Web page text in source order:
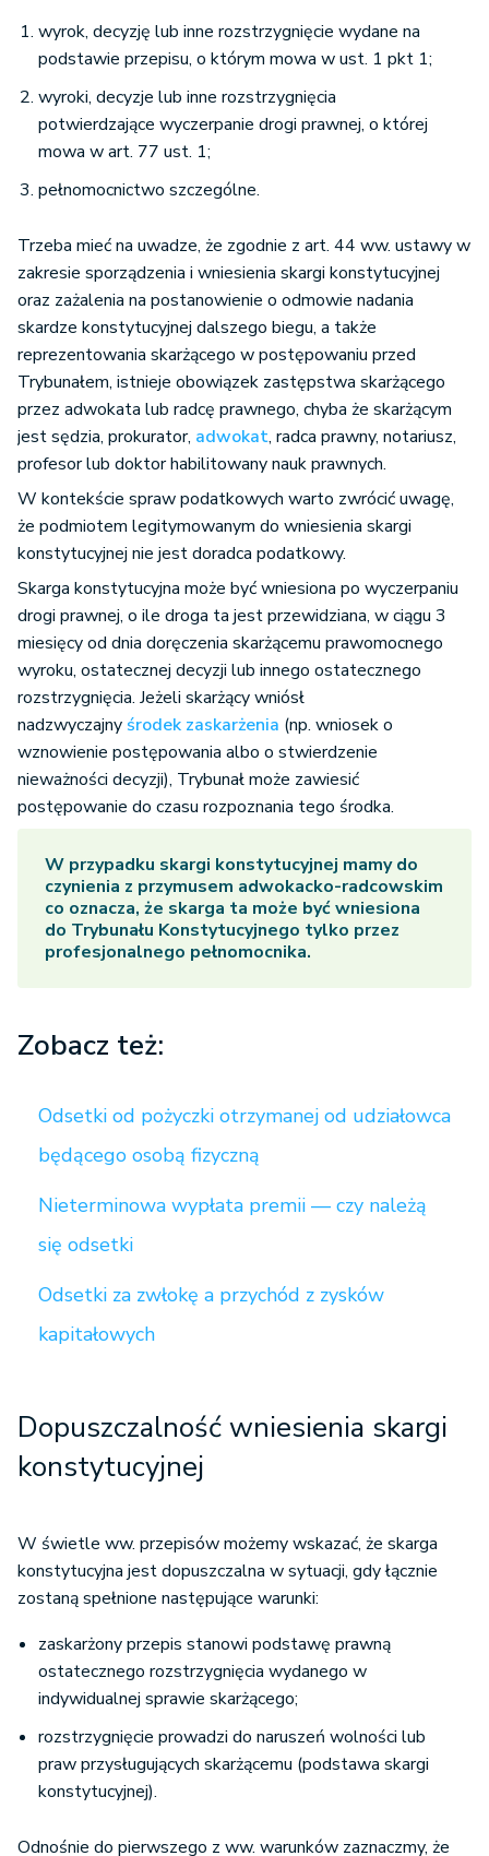
wyrok, decyzję lub inne rozstrzygnięcie wydane na
podstawie przepisu, o którym mowa w ust. 1 pkt 1;
wyroki, decyzje lub inne rozstrzygnięcia
potwierdzające wyczerpanie drogi prawnej, o której
mowa w art. 77 ust. 1;
pełnomocnictwo szczególne.
Trzeba mieć na uwadze, że zgodnie z art. 44 ww. ustawy w
zakresie sporządzenia i wniesienia skargi konstytucyjnej
oraz zażalenia na postanowienie o odmowie nadania
skardze konstytucyjnej dalszego biegu, a także
reprezentowania skarżącego w postępowaniu przed
Trybunałem, istnieje obowiązek zastępstwa skarżącego
przez adwokata lub radcę prawnego, chyba że skarżącym
jest sędzia, prokurator, adwokat, radca prawny, notariusz,
profesor lub doktor habilitowany nauk prawnych.
W kontekście spraw podatkowych warto zwrócić uwagę,
że podmiotem legitymowanym do wniesienia skargi
konstytucyjnej nie jest doradca podatkowy.
Skarga konstytucyjna może być wniesiona po wyczerpaniu
drogi prawnej, o ile droga ta jest przewidziana, w ciągu 3
miesięcy od dnia doręczenia skarżącemu prawomocnego
wyroku, ostatecznej decyzji lub innego ostatecznego
rozstrzygnięcia. Jeżeli skarżący wniósł
nadzwyczajny środek zaskarżenia (np. wniosek o
wznowienie postępowania albo o stwierdzenie
nieważności decyzji), Trybunał może zawiesić
postępowanie do czasu rozpoznania tego środka.
W przypadku skargi konstytucyjnej mamy do
czynienia z przymusem adwokacko-radcowskim
co oznacza, że skarga ta może być wniesiona
do Trybunału Konstytucyjnego tylko przez
profesjonalnego pełnomocnika.
Zobacz też:
Odsetki od pożyczki otrzymanej od udziałowca
będącego osobą fizyczną
Nieterminowa wypłata premii — czy należą
się odsetki
Odsetki za zwłokę a przychód z zysków
kapitałowych
Dopuszczalność wniesienia skargi
konstytucyjnej
W świetle ww. przepisów możemy wskazać, że skarga
konstytucyjna jest dopuszczalna w sytuacji, gdy łącznie
zostaną spełnione następujące warunki:
zaskarżony przepis stanowi podstawę prawną
ostatecznego rozstrzygnięcia wydanego w
indywidualnej sprawie skarżącego;
rozstrzygnięcie prowadzi do naruszeń wolności lub
praw przysługujących skarżącemu (podstawa skargi
konstytucyjnej).
Odnośnie do pierwszego z ww. warunków zaznaczmy, że